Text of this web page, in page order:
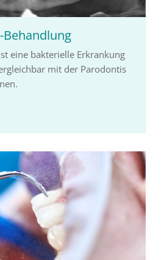
eine bakterielle Erkrankung
mit der Parodontis